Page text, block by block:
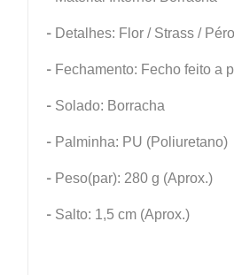
- Detalhes: Flor / Strass /
- Fechamento: Fecho feito a
- Solado: Borracha
- Palminha: PU (Poliuretano)
- Peso(par): 280 g (Aprox.)
- Salto: 1,5 cm (Aprox.)